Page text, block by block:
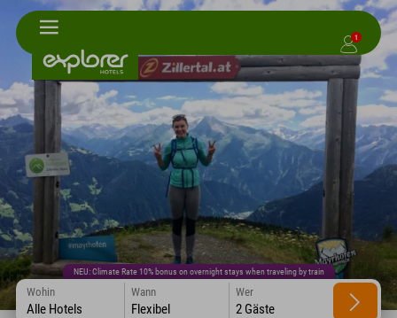
1
NEU: Climate Rate 10% bonus on overnight stays when traveling by train
Wohin
Alle Hotels
Wann
Flexibel
Wer
2 Gäste